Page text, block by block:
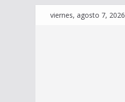
Skipviernes, agosto 7, 2026